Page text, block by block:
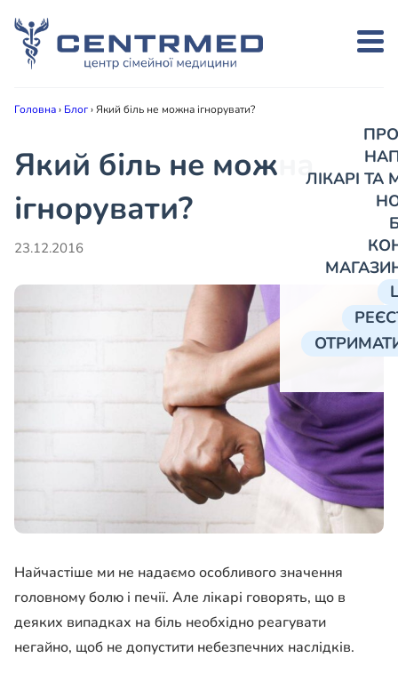
ЛІКАРІ
Головна› Блог›Який біль не можна ігнорувати?
Який біль не можна
ігнорувати?
23.12.2016
Найчастіше ми не надаємо особливого значення
головному болю і печії. Але лікарі говорять, що в
деяких випадках на біль необхідно реагувати
негайно, щоб не допустити небезпечних наслідків.